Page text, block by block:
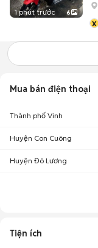
1 phút trước 6
x
Mua bán điện thoại
Thành phố Vinh
Huyện Con Cuông
Huyện Đô Lương
Tiện ích